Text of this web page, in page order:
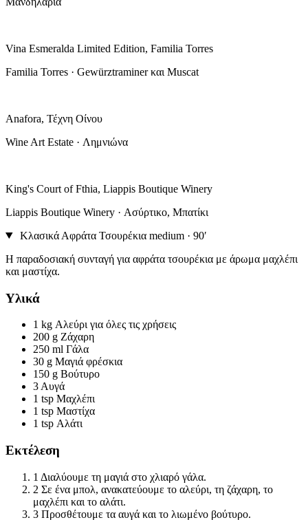
Vina Esmeralda Limited Edition, Familia Torres
Familia Torres · Gewürztraminer και Muscat
Anafora, Τέχνη Οίνου
Wine Art Estate · Λημνιώνα
King's Court of Fthia, Liappis Boutique Winery
Liappis Boutique Winery · Ασύρτικο, Μπατίκι
Κλασικά Αφράτα Τσουρέκια medium · 90′
Η παραδοσιακή συνταγή για αφράτα τσουρέκια με άρωμα μαχλέπι
και μαστίχα.
Υλικά
1 kg Αλεύρι για όλες τις χρήσεις
200 g Ζάχαρη
250 ml Γάλα
30 g Μαγιά φρέσκια
150 g Βούτυρο
3 Αυγά
1 tsp Μαχλέπι
1 tsp Μαστίχα
1 tsp Αλάτι
Εκτέλεση
1 Διαλύουμε τη μαγιά στο χλιαρό γάλα.
2 Σε ένα μπολ, ανακατεύουμε το αλεύρι, τη ζάχαρη, το
μαχλέπι και το αλάτι.
3 Προσθέτουμε τα αυγά και το λιωμένο βούτυρο.